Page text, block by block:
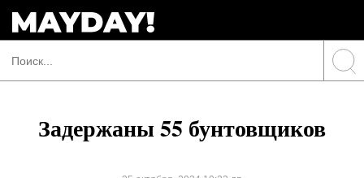
Задержаны 55 бунтовщиков